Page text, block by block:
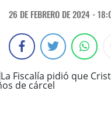
26 DE FEBRERO DE 2024 -